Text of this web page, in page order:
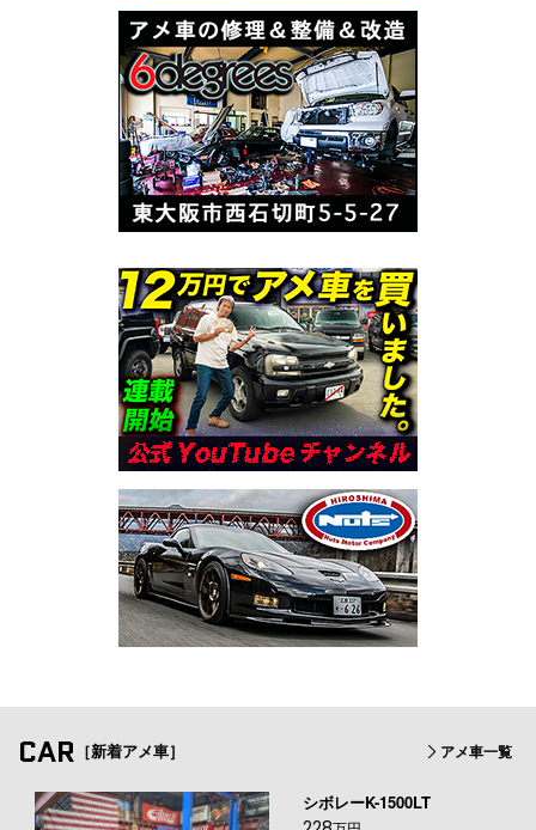
CAR ［新着アメ車］ アメ車一覧
シボレーK-1500LT